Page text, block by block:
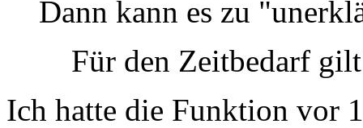
Dann kann es zu
Für den Zeitbedarf
Ich hatte die Funktion vor